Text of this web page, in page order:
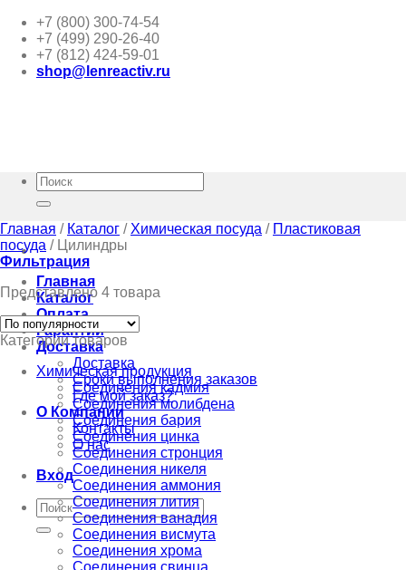
Skip
content
+7 (800) 300-74-54
+7 (499) 290-26-40
+7 (812) 424-59-01
shop@lenreactiv.ru
Главная
Каталог
Оплата
Гарантии
Доставка
Доставка
Сроки выполнения заказов
Где мой заказ?
О Компании
Контакты
О нас
Вход
Искать:
Искать:
Главная / Каталог / Химическая посуда / Пластиковая
посуда /Цилиндры
Фильтрация
Представлено 4 товара
Категории товаров
Химическая продукция
Соединения кадмия
Соединения молибдена
Соединения бария
Соединения цинка
Соединения стронция
Соединения никеля
Соединения аммония
Соединения лития
Соединения ванадия
Соединения висмута
Соединения хрома
Соединения свинца